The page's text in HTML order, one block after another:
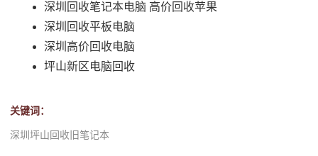
深圳回收笔记本电脑 高价回收苹果
深圳回收平板电脑
深圳高价回收电脑
坪山新区电脑回收
关键词：
深圳坪山回收旧笔记本